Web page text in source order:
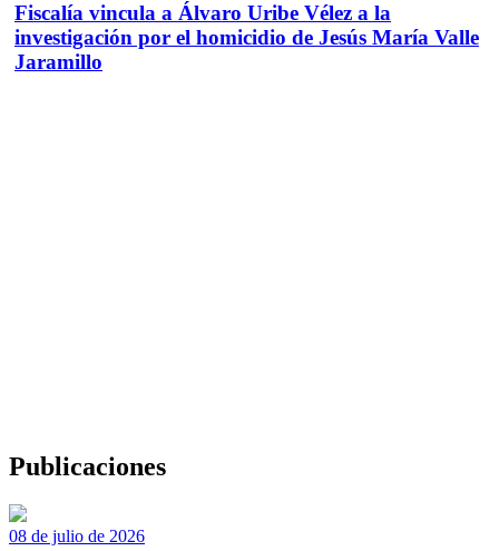
Fiscalía vincula a Álvaro Uribe Vélez a la
investigación por el homicidio de Jesús María Valle
Jaramillo
Publicaciones
08 de julio de 2026